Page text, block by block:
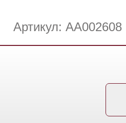
Артикул: АА002608